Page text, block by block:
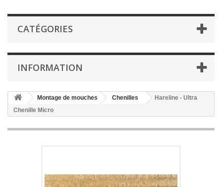
CATÉGORIES
INFORMATION
Montage de mouches Chenilles
Hareline - Ultra
Chenille Micro